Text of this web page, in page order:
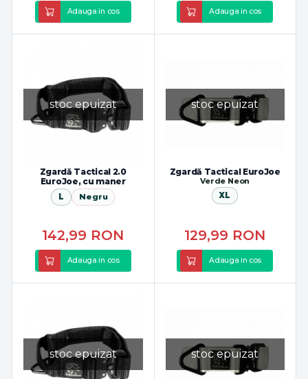
Adauga in cos Adauga in cos
stoc epuizat
Zgardă Tactical 2.0
EuroJoe, cu maner
L Negru
142,99 RON
Adauga in cos
stoc epuizat
Zgardă Tactical EuroJoe
Verde Neon
XL
129,99 RON
Adauga in cos
stoc epuizat stoc epuizat